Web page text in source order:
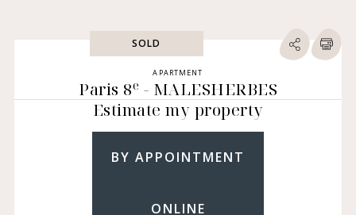
SOLD
APARTMENT
Paris 8e - MALESHERBES
Estimate my property
BY APPOINTMENT
ONLINE